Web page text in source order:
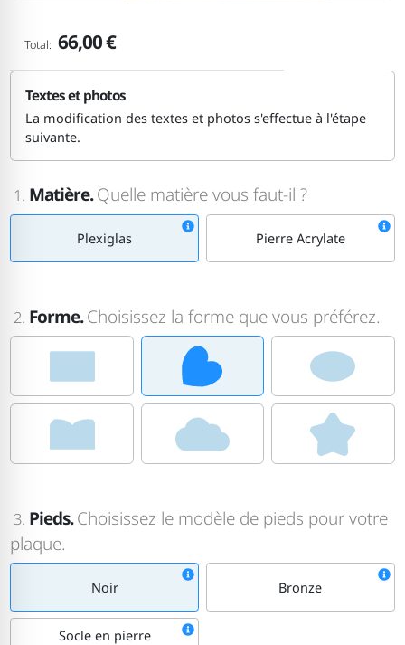
Total: 66,00 €
Textes et photos
La modification des textes et photos s'effectue à l'étape
suivante.
1. Matière.Quelle matière vous faut-il ?
Plexiglas Pierre Acrylate
2. Forme.Choisissez la forme que vous préférez.
3. Pieds.Choisissez le modèle de pieds pour votre
plaque.
Noir Bronze
Socle en pierre